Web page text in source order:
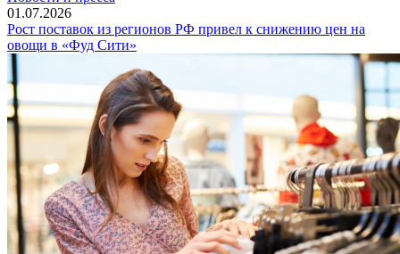
01.07.2026
Рост поставок из регионов РФ привел к снижению цен на
овощи в «Фуд Сити»